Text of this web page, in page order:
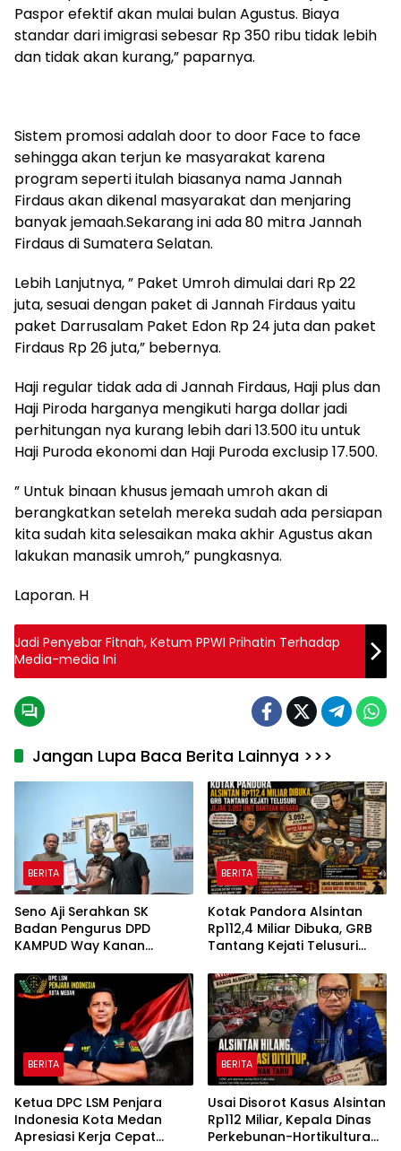
Paspor efektif akan mulai bulan Agustus. Biaya
standar dari imigrasi sebesar Rp 350 ribu tidak lebih
dan tidak akan kurang,” paparnya.
Sistem promosi adalah door to door Face to face
sehingga akan terjun ke masyarakat karena
program seperti itulah biasanya nama Jannah
Firdaus akan dikenal masyarakat dan menjaring
banyak jemaah.Sekarang ini ada 80 mitra Jannah
Firdaus di Sumatera Selatan.
Lebih Lanjutnya, ” Paket Umroh dimulai dari Rp 22
juta, sesuai dengan paket di Jannah Firdaus yaitu
paket Darrusalam Paket Edon Rp 24 juta dan paket
Firdaus Rp 26 juta,” bebernya.
Haji regular tidak ada di Jannah Firdaus, Haji plus dan
Haji Piroda harganya mengikuti harga dollar jadi
perhitungan nya kurang lebih dari 13.500 itu untuk
Haji Puroda ekonomi dan Haji Puroda exclusip 17.500.
” Untuk binaan khusus jemaah umroh akan di
berangkatkan setelah mereka sudah ada persiapan
kita sudah kita selesaikan maka akhir Agustus akan
lakukan manasik umroh,” pungkasnya.
Laporan. H
Jadi Penyebar Fitnah, Ketum PPWI Prihatin Terhadap
Media-media Ini
Jangan Lupa Baca Berita Lainnya >>>
BERITA
Seno Aji Serahkan SK
Badan Pengurus DPD
KAMPUD Way Kanan
BERITA
Kotak Pandora Alsintan
Rp112,4 Miliar Dibuka, GRB
Tantang Kejati Telusuri
Negara
BERITA
Ketua DPC LSM Penjara
Indonesia Kota Medan
Apresiasi Kerja Cepat
BERITA
Usai Disorot Kasus Alsintan
Rp112 Miliar, Kepala Dinas
Perkebunan-Hortikultura